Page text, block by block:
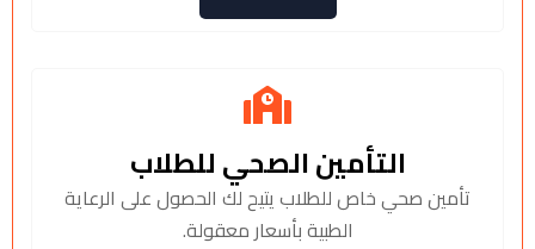
التأمين الصحي للطلاب
تأمين صحي خاص للطلاب يتيح لك الحصول على الرعاية
الطبية بأسعار معقولة.